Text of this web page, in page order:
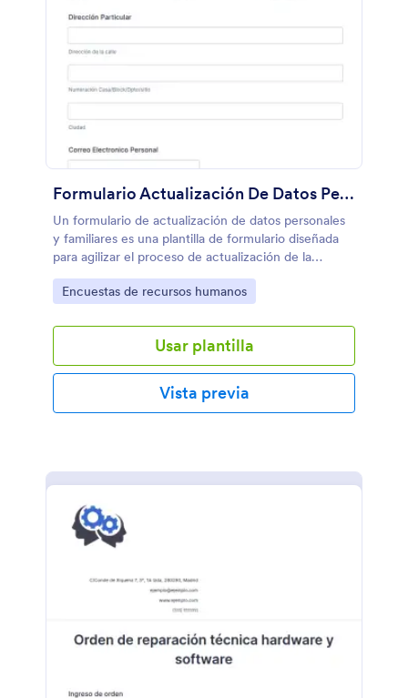
Formulario Actualización De Datos Personales Y Familiares
Un formulario de actualización de datos personales
y familiares es una plantilla de formulario diseñada
para agilizar el proceso de actualización de la
información personal y familiar.
Go to Category:
Encuestas de recursos humanos
Usar plantilla
Vista previa